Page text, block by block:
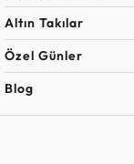
Altın Takılar
Özel Günler
Blog